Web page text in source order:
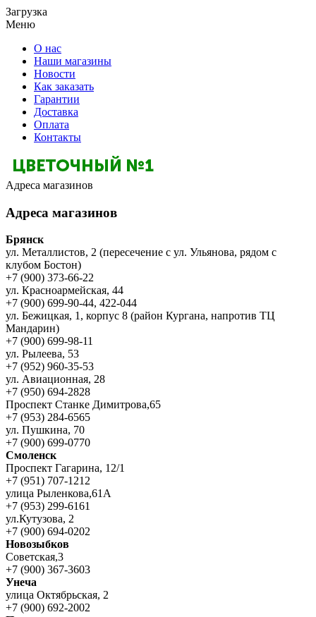
Загрузка
Меню
О нас
Наши магазины
Новости
Как заказать
Гарантии
Доставка
Оплата
Контакты
Адреса магазинов
Адреса магазинов
Брянск
ул. Металлистов, 2 (пересечение с ул. Ульянова, рядом с
клубом Бостон)
+7 (900) 373-66-22
ул. Красноармейская, 44
+7 (900) 699-90-44, 422-044
ул. Бежицкая, 1, корпус 8 (район Кургана, напротив ТЦ
Мандарин)
+7 (900) 699-98-11
ул. Рылеева, 53
+7 (952) 960-35-53
ул. Авиационная, 28
+7 (950) 694-2828
Проспект Станке Димитрова,65
+7 (953) 284-6565
ул. Пушкина, 70
+7 (900) 699-0770
Смоленск
Проспект Гагарина, 12/1
+7 (951) 707-1212
улица Рыленкова,61А
+7 (953) 299-6161
ул.Кутузова, 2
+7 (900) 694-0202
Новозыбков
Советская,3
+7 (900) 367-3603
Унеча
улица Октябрьская, 2
+7 (900) 692-2002